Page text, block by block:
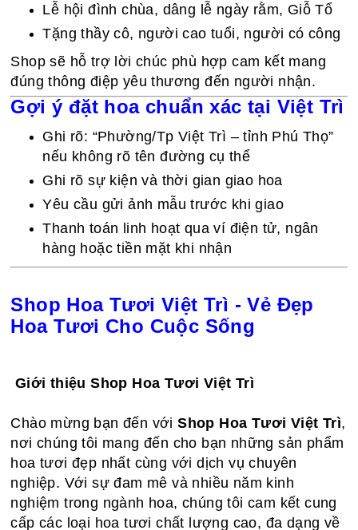
Lễ hội đình chùa, dâng lễ ngày rằm, Giỗ Tổ
Tặng thầy cô, người cao tuổi, người có công
Shop sẽ hỗ trợ lời chúc phù hợp cam kết mang
đúng thông điệp yêu thương đến người nhận.
Gợi ý đặt hoa chuẩn xác tại Việt Trì
Ghi rõ: “Phường/Tp Việt Trì – tỉnh Phú Thọ”
nếu không rõ tên đường cụ thể
Ghi rõ sự kiện và thời gian giao hoa
Yêu cầu gửi ảnh mẫu trước khi giao
Thanh toán linh hoạt qua ví điện tử, ngân
hàng hoặc tiền mặt khi nhận
Shop Hoa Tươi Việt Trì - Vẻ Đẹp
Hoa Tươi Cho Cuộc Sống
Giới thiệu Shop Hoa Tươi Việt Trì
Chào mừng bạn đến vớiShop Hoa Tươi Việt Trì,
nơi chúng tôi mang đến cho bạn những sản phẩm
hoa tươi đẹp nhất cùng với dịch vụ chuyên
nghiệp. Với sự đam mê và nhiều năm kinh
nghiệm trong ngành hoa, chúng tôi cam kết cung
cấp các loại hoa tươi chất lượng cao, đa dạng về